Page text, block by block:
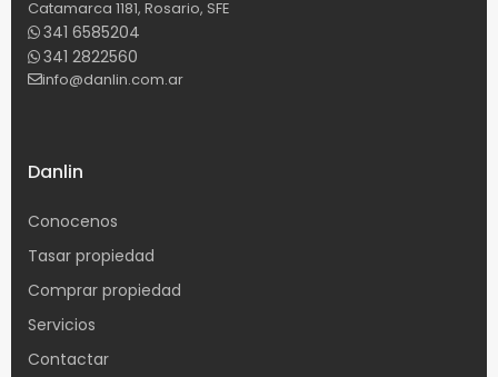
Catamarca 1181, Rosario, SFE
341 6585204
341 2822560
info@danlin.com.ar
Danlin
Conocenos
Tasar propiedad
Comprar propiedad
Servicios
Contactar